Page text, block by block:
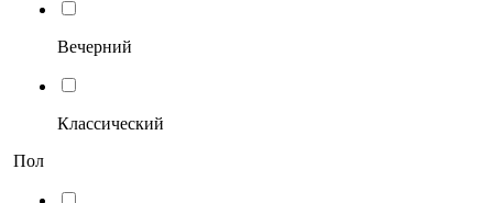
Вечерний
Классический
Пол